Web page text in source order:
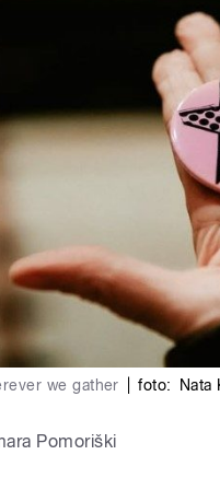
we gather foto: Nata
Pomoriški